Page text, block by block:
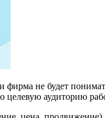
не будет
целевую аудиторию